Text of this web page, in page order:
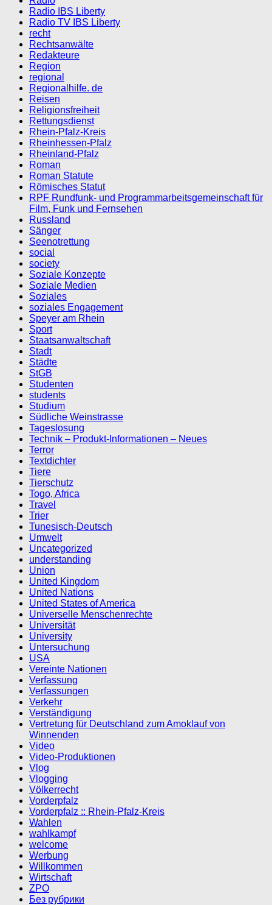
Radio IBS Liberty
Radio TV IBS Liberty
recht
Rechtsanwälte
Redakteure
Region
regional
Regionalhilfe. de
Reisen
Religionsfreiheit
Rettungsdienst
Rhein-Pfalz-Kreis
Rheinhessen-Pfalz
Rheinland-Pfalz
Roman
Roman Statute
Römisches Statut
RPF Rundfunk- und Programmarbeitsgemeinschaft für
Film, Funk und Fernsehen
Russland
Sänger
Seenotrettung
social
society
Soziale Konzepte
Soziale Medien
Soziales
soziales Engagement
Speyer am Rhein
Sport
Staatsanwaltschaft
Stadt
Städte
StGB
Studenten
students
Studium
Südliche Weinstrasse
Tageslosung
Technik – Produkt-Informationen – Neues
Terror
Textdichter
Tiere
Tierschutz
Togo, Africa
Travel
Trier
Tunesisch-Deutsch
Umwelt
Uncategorized
understanding
Union
United Kingdom
United Nations
United States of America
Universelle Menschenrechte
Universität
University
Untersuchung
USA
Vereinte Nationen
Verfassung
Verfassungen
Verkehr
Verständigung
Vertretung für Deutschland zum Amoklauf von
Winnenden
Video
Video-Produktionen
Vlog
Vlogging
Völkerrecht
Vorderpfalz
Vorderpfalz :: Rhein-Pfalz-Kreis
Wahlen
wahlkampf
welcome
Werbung
Willkommen
Wirtschaft
ZPO
Без рубрики